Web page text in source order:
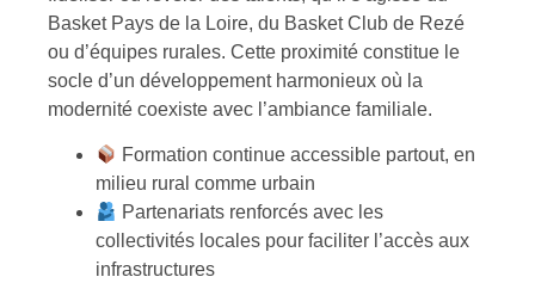
Basket Pays de la Loire, du Basket Club de Rezé
ou d’équipes rurales. Cette proximité constitue le
socle d’un développement harmonieux où la
modernité coexiste avec l’ambiance familiale.
Formation continue accessible partout, en
milieu rural comme urbain
Partenariats renforcés avec les
collectivités locales pour faciliter l’accès aux
infrastructures